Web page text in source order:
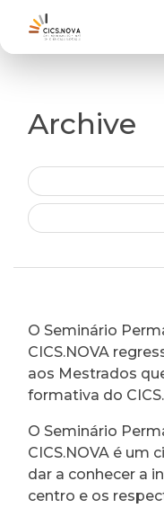
Archive
O Seminário
CICS.NOVA
aos Mestrados
formativa do
O Seminário
CICS.NOVA é um
dar a conhecer a
centro e os